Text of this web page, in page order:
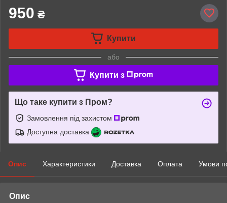
950 ₴
Купити
або
Купити з
Що таке купити з Пром?
Замовлення під захистом
Доступна доставка
Опис Характеристики Доставка Оплата Умови
Опис